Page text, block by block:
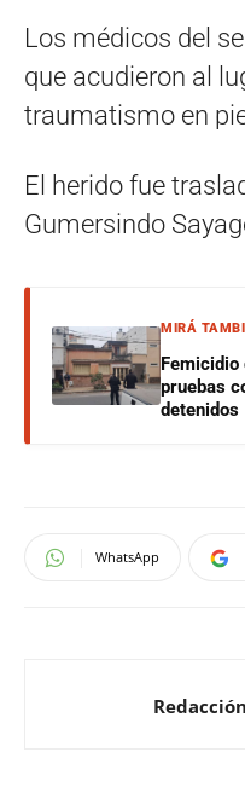
Los médicos del
que acudieron al
traumatismo en
El herido fue
Gumersindo
MIRÁ
pruebas
detenidos
WhatsApp